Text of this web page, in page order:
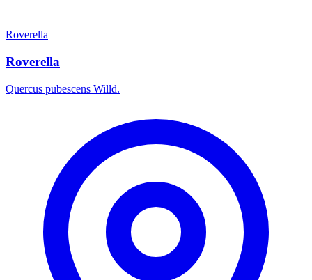
Roverella
Roverella
Quercus pubescens Willd.